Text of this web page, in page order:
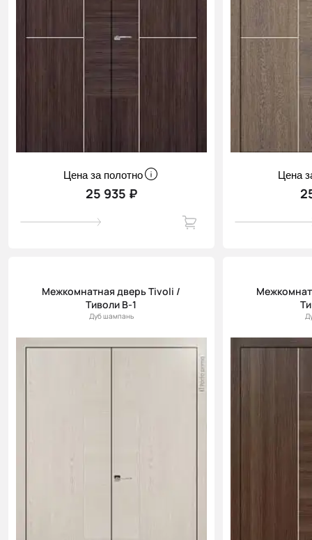
Цена за полотно
25 935 ₽
Цена
Межкомнатная дверь Tivoli /
Тиволи В-1
Дуб шампань